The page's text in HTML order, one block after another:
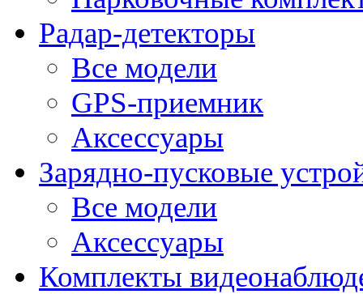
Радар-детекторы
Все модели
GPS-приемник
Аксессуары
Зарядно-пусковые
Все модели
Аксессуары
Комплекты